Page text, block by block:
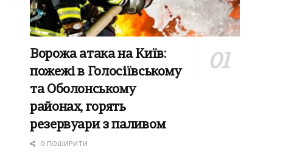
Ворожа атака на Київ:
пожежі в Голосіївському
та Оболонському
районах, горять
резервуари з паливом
0 ПОШИРИТИ